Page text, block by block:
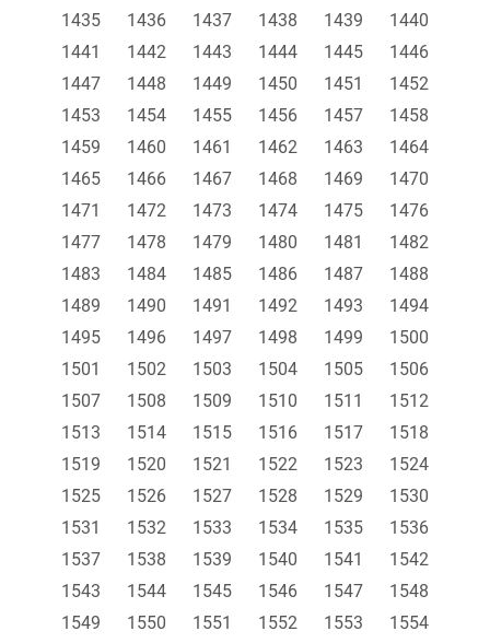
1435
1436 1437 1438 1439
1440
1441
1442 1443 1444 1445
1446
1447
1448 1449 1450 1451
1452
1453
1454 1455 1456 1457
1458
1459
1460 1461 1462 1463
1464
1465
1466 1467 1468 1469
1470
1471
1472 1473 1474 1475
1476
1477
1478 1479 1480 1481
1482
1483
1484 1485 1486 1487
1488
1489
1490 1491 1492 1493
1494
1495
1496 1497 1498 1499
1500
1501
1502 1503 1504 1505
1506
1507
1508 1509 1510 1511
1512
1513
1514 1515 1516 1517
1518
1519
1520 1521 1522 1523
1524
1525
1526 1527 1528 1529
1530
1531
1532 1533 1534 1535
1536
1537
1538 1539 1540 1541
1542
1543
1544 1545 1546 1547
1548
1549
1550 1551 1552 1553
1554